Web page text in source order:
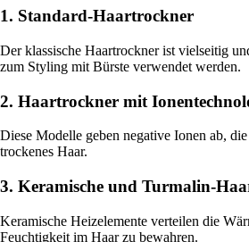
1. Standard-Haartrockner
Der klassische Haartrockner ist vielseitig
zum Styling mit Bürste verwendet werden.
2. Haartrockner mit
Diese Modelle geben negative Ionen ab,
trockenes Haar.
3. Keramische und Turmalin-
Keramische Heizelemente verteilen die
Feuchtigkeit im Haar zu bewahren.